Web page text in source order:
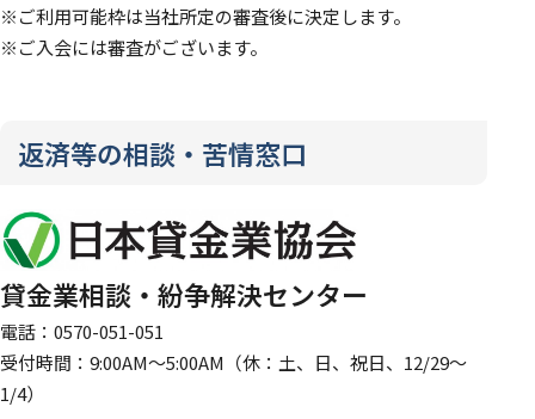
※ご利用可能枠は当社所定の審査後に決定します。
※ご入会には審査がございます。
返済等の相談・苦情窓口
貸金業相談・紛争解決センター
電話：0570-051-051
受付時間：9:00AM～5:00AM（休：土、日、祝日、12/29～
1/4）